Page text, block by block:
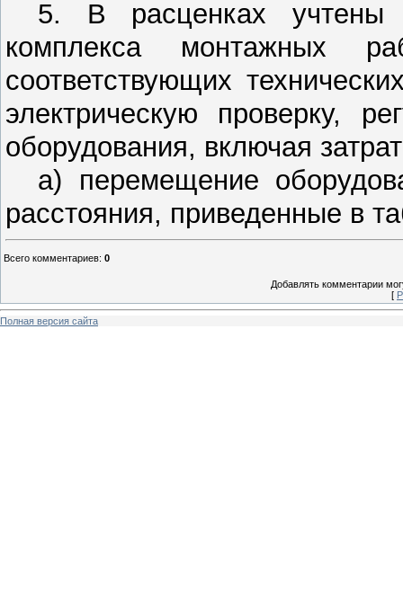
5. В расценках учтены
комплекса монтажных
соответствующих
электрическую проверку,
оборудования, включая
а) перемещение
расстояния, приведенные в
Всего комментариев: 0
Добавлять комментарии
[
Полная версия сайта